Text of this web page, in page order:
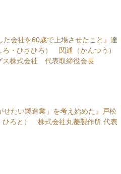
た会社を60歳で上場させたこと』達
ろ・ひさひろ） 関通（かんつう）
ス株式会社 代表取締役会長
せたい製造業」を考え始めた』戸松
ひろと） 株式会社丸菱製作所 代表